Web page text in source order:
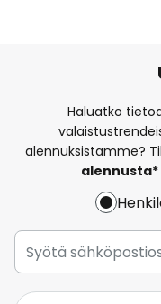
Haluatko
alennuksistamme?
alennusta*